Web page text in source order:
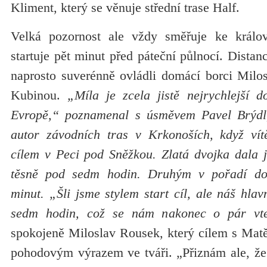
Kliment, který se věnuje střední trase Half.
Velká pozornost ale vždy směřuje ke
startuje pět minut před páteční půlnocí.
naprosto suverénně ovládli domácí borci
Kubinou. „Míla je zcela jistě nejrychlejší
Evropě,“ poznamenal s úsměvem Pavel
autor závodních tras v Krkonoších, když
cílem v Peci pod Sněžkou. Zlatá dvojka dala
těsně pod sedm hodin. Druhým v pořadí
minut. „Šli jsme stylem start cíl, ale náš
sedm hodin, což se nám nakonec o pár
spokojeně Miloslav Rousek, který cílem s
pohodovým výrazem ve tváři. „Přiznám ale,